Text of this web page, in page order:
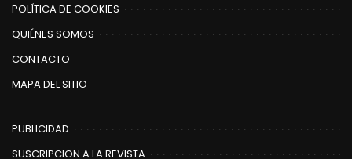
POLÍTICA DE COOKIES
QUIÉNES SOMOS
CONTACTO
MAPA DEL SITIO
PUBLICIDAD
SUSCRIPCION A LA REVISTA